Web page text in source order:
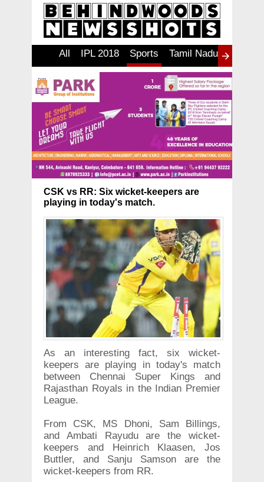
All IPL 2018 Sports Tamil Nadu
CSK vs RR: Six wicket-keepers are
playing in today's match.
As an interesting fact, six wicket-
keepers are playing in today's match
between Chennai Super Kings and
Rajasthan Royals in the Indian Premier
League.
From CSK, MS Dhoni, Sam Billings,
and Ambati Rayudu are the wicket-
keepers and Heinrich Klaasen, Jos
Buttler, and Sanju Samson are the
wicket-keepers from RR.